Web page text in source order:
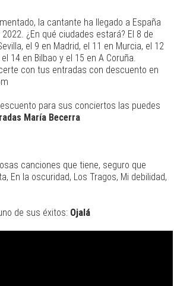
la cantante ha llegado a España
¿En qué ciudades estará? El 8 de
el 9 en Madrid, el 11 en Murcia, el 12
14 en Bilbao y el 15 en A Coruña.
con tus entradas con descuento en
para sus conciertos las puedes
María Becerra
canciones que tiene, seguro que
En la oscuridad, Los Tragos, Mi debilidad,
de sus éxitos: Ojalá